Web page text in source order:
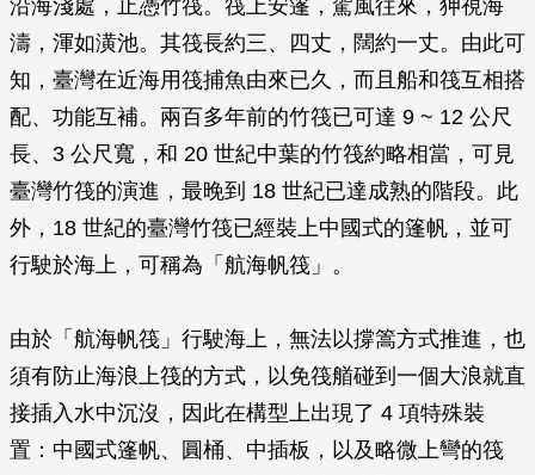
沿海淺處，止憑竹筏。筏上安篷，駕風往來，狎視海
濤，渾如潢池。其筏長約三、四丈，闊約一丈。由此可
知，臺灣在近海用筏捕魚由來已久，而且船和筏互相搭
配、功能互補。兩百多年前的竹筏已可達 9 ~ 12 公尺
長、3 公尺寬，和 20 世紀中葉的竹筏約略相當，可見
臺灣竹筏的演進，最晚到 18 世紀已達成熟的階段。此
外，18 世紀的臺灣竹筏已經裝上中國式的篷帆，並可
行駛於海上，可稱為「航海帆筏」。
由於「航海帆筏」行駛海上，無法以撐篙方式推進，也
須有防止海浪上筏的方式，以免筏艏碰到一個大浪就直
接插入水中沉沒，因此在構型上出現了 4 項特殊裝
置：中國式篷帆、圓桶、中插板，以及略微上彎的筏